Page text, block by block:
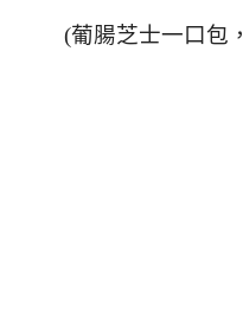
(葡腸芝士一口包，